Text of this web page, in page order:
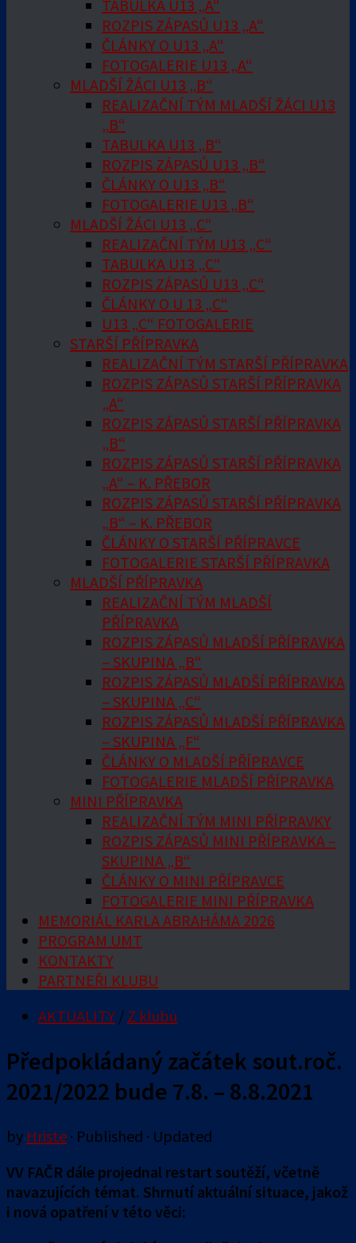
TABULKA U13 „A“
ROZPIS ZÁPASŮ U13 „A“
ČLÁNKY O U13 „A“
FOTOGALERIE U13 „A“
MLADŠÍ ŽÁCI U13 „B“
REALIZAČNÍ TÝM MLADŠÍ ŽÁCI U13
„B“
TABULKA U13 „B“
ROZPIS ZÁPASŮ U13 „B“
ČLÁNKY O U13 „B“
FOTOGALERIE U13 „B“
MLADŠÍ ŽÁCI U13 „C“
REALIZAČNÍ TÝM U13 „C“
TABULKA U13 „C“
ROZPIS ZÁPASŮ U13 „C“
ČLÁNKY O U 13 „C“
U13 „C“ FOTOGALERIE
STARŠÍ PŘÍPRAVKA
REALIZAČNÍ TÝM STARŠÍ PŘÍPRAVKA
ROZPIS ZÁPASŮ STARŠÍ PŘÍPRAVKA
„A“
ROZPIS ZÁPASŮ STARŠÍ PŘÍPRAVKA
„B“
ROZPIS ZÁPASŮ STARŠÍ PŘÍPRAVKA
„A“ – K. PŘEBOR
ROZPIS ZÁPASŮ STARŠÍ PŘÍPRAVKA
„B“ – K. PŘEBOR
ČLÁNKY O STARŠÍ PŘÍPRAVCE
FOTOGALERIE STARŠÍ PŘÍPRAVKA
MLADŠÍ PŘÍPRAVKA
REALIZAČNÍ TÝM MLADŠÍ
PŘÍPRAVKA
ROZPIS ZÁPASŮ MLADŠÍ PŘÍPRAVKA
– SKUPINA „B“
ROZPIS ZÁPASŮ MLADŠÍ PŘÍPRAVKA
– SKUPINA „C“
ROZPIS ZÁPASŮ MLADŠÍ PŘÍPRAVKA
– SKUPINA „F“
ČLÁNKY O MLADŠÍ PŘÍPRAVCE
FOTOGALERIE MLADŠÍ PŘÍPRAVKA
MINI PŘÍPRAVKA
REALIZAČNÍ TÝM MINI PŘÍPRAVKY
ROZPIS ZÁPASŮ MINI PŘÍPRAVKA –
SKUPINA „B“
ČLÁNKY O MINI PŘÍPRAVCE
FOTOGALERIE MINI PŘÍPRAVKA
MEMORIÁL KARLA ABRAHÁMA 2026
PROGRAM UMT
KONTAKTY
PARTNEŘI KLUBU
AKTUALITY / Z klubu
Předpokládaný začátek sout.roč.
2021/2022 bude 7.8. – 8.8.2021
by Hriste · Published · Updated
VV FAČR dále projednal restart soutěží, včetně
navazujících témat. Shrnutí aktuální situace, jakož
i nová opatření v této věci: